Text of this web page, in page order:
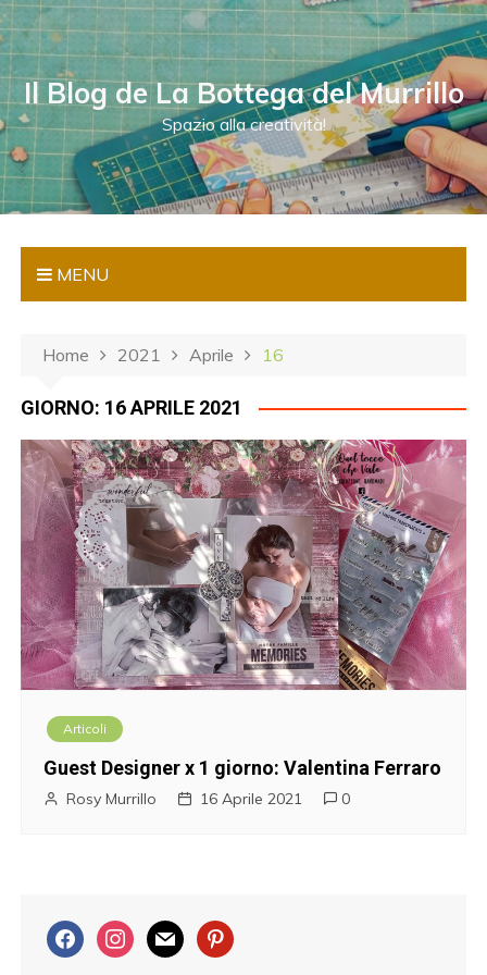
S
a
a
a
l
c
Il Blog de La Bottega del Murrillo
Spazio alla creatività!
MENU
Home 2021 Aprile 16
GIORNO: 16 APRILE 2021
Articoli
Guest Designer x 1 giorno: Valentina Ferraro
Rosy Murrillo 16 Aprile 2021 0
f
a
i
n
m
a
p